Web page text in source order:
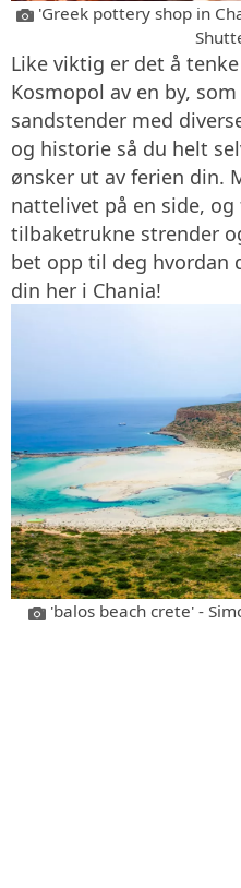
'Greek pottery shop in
Like viktig er det å
Kosmopol av en by,
sandstender med
og historie så du helt
ønsker ut av ferien din.
nattelivet på en side,
tilbaketrukne strender
bet opp til deg hvordan
din her i Chania!
'balos beach crete' -